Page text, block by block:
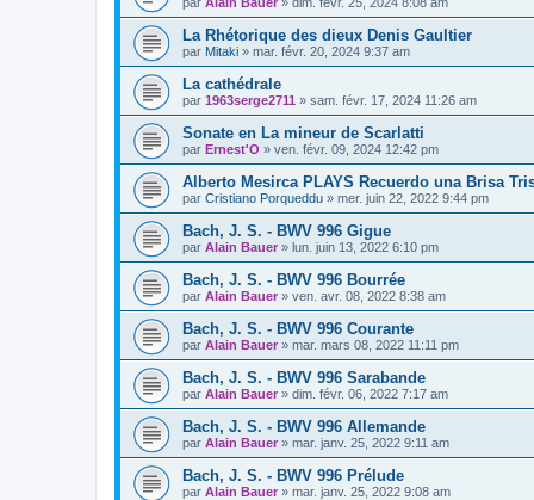
La Rhétorique des dieux Denis Gaultier
par Mitaki » mar. févr. 20, 2024 9:37 am
La cathédrale
par 1963serge2711 » sam. févr. 17, 2024 11:26 am
Sonate en La mineur de Scarlatti
par Ernest'O » ven. févr. 09, 2024 12:42 pm
Alberto Mesirca PLAYS Recuerdo una Brisa
par Cristiano Porqueddu » mer. juin 22, 2022 9:44 pm
Bach, J. S. - BWV 996 Gigue
par Alain Bauer » lun. juin 13, 2022 6:10 pm
Bach, J. S. - BWV 996 Bourrée
par Alain Bauer » ven. avr. 08, 2022 8:38 am
Bach, J. S. - BWV 996 Courante
par Alain Bauer » mar. mars 08, 2022 11:11 pm
Bach, J. S. - BWV 996 Sarabande
par Alain Bauer » dim. févr. 06, 2022 7:17 am
Bach, J. S. - BWV 996 Allemande
par Alain Bauer » mar. janv. 25, 2022 9:11 am
Bach, J. S. - BWV 996 Prélude
par Alain Bauer » mar. janv. 25, 2022 9:08 am